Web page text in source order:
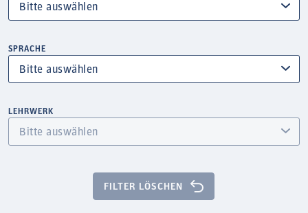
SPRACHE
LEHRWERK
FILTER LÖSCHEN